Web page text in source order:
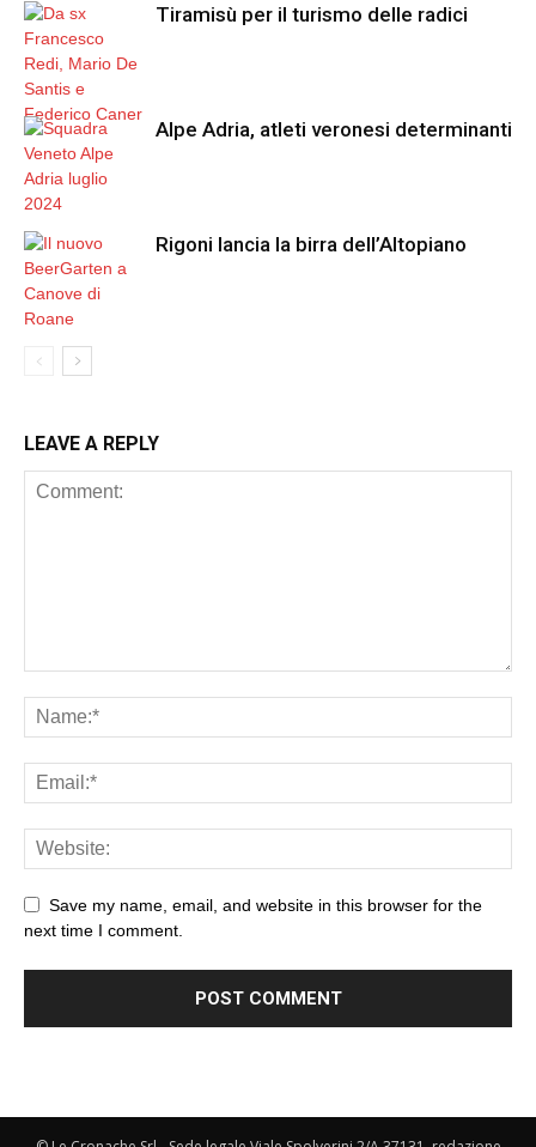
Tiramisù per il turismo delle radici
Alpe Adria, atleti veronesi determinanti
Rigoni lancia la birra dell’Altopiano
LEAVE A REPLY
Save my name, email, and website in this browser for the
next time I comment.